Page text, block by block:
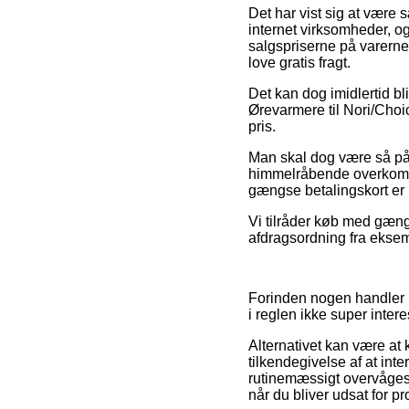
Det har vist sig at være
internet virksomheder,
salgspriserne på
love gratis fragt.
Det kan dog imidlertid
Ørevarmere til Nori/
pris.
Man skal dog være så
himmelråbende
gængse betalingskort er
Vi tilråder køb med
afdragsordning fra
Forinden nogen
i reglen ikke super
Alternativet kan være at
tilkendegivelse af at
rutinemæssigt
når du bliver udsat for